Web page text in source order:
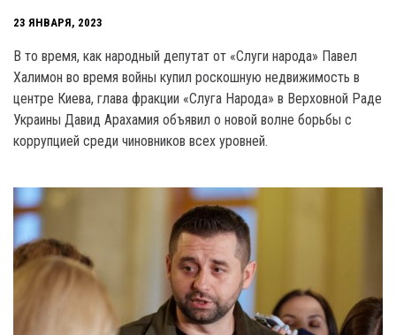
23 ЯНВАРЯ, 2023
В то время, как народный депутат от «Слуги народа» Павел
Халимон во время войны купил роскошную недвижимость в
центре Киева, глава фракции «Слуга Народа» в Верховной Раде
Украины Давид Арахамия объявил о новой волне борьбы с
коррупцией среди чиновников всех уровней.